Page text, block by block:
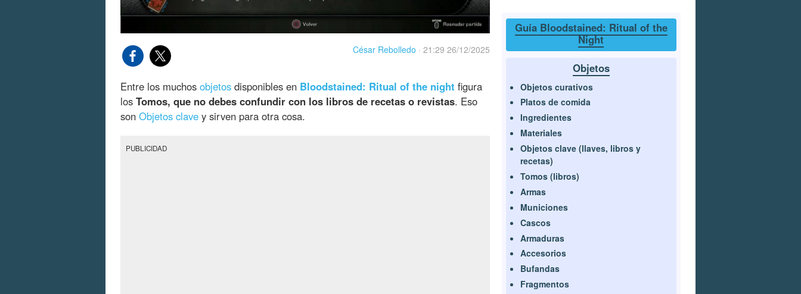
César Rebolledo · 21:29 26/12/2025
Entre los muchos objetos disponibles en Bloodstained: Ritual of the night figura
los Tomos, que no debes confundir con los libros de recetas o revistas. Eso
son Objetos clave y sirven para otra cosa.
PUBLICIDAD
Guía Bloodstained: Ritual of the
Night
Objetos
Objetos curativos
Platos de comida
Ingredientes
Materiales
Objetos clave (llaves, libros y
recetas)
Tomos (libros)
Armas
Municiones
Cascos
Armaduras
Accesorios
Bufandas
Fragmentos